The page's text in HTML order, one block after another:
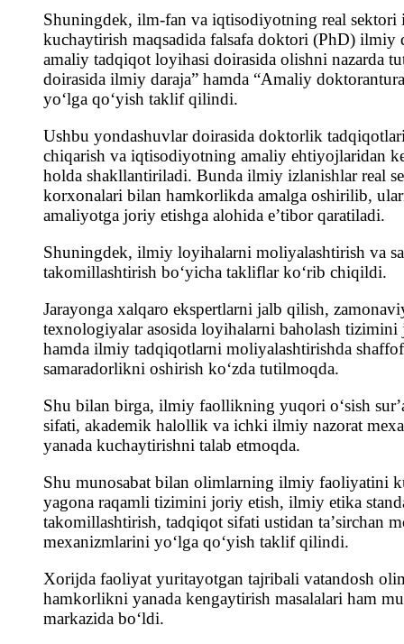
Shuningdek, ilm-fan va iqtisodiyotning real sektori
kuchaytirish maqsadida falsafa doktori (PhD) ilmiy
amaliy tadqiqot loyihasi doirasida olishni nazarda
doirasida ilmiy daraja” hamda “Amaliy
yoʻlga qoʻyish taklif qilindi.
Ushbu yondashuvlar doirasida doktorlik
chiqarish va iqtisodiyotning amaliy ehtiyojlaridan
holda shakllantiriladi. Bunda ilmiy izlanishlar real
korxonalari bilan hamkorlikda amalga oshirilib,
amaliyotga joriy etishga alohida eʼtibor qaratiladi.
Shuningdek, ilmiy loyihalarni moliyalashtirish va
takomillashtirish boʻyicha takliflar koʻrib chiqildi.
Jarayonga xalqaro ekspertlarni jalb qilish,
texnologiyalar asosida loyihalarni baholash
hamda ilmiy tadqiqotlarni moliyalashtirishda
samaradorlikni oshirish koʻzda tutilmoqda.
Shu bilan birga, ilmiy faollikning yuqori oʻsish
sifati, akademik halollik va ichki ilmiy nazorat
yanada kuchaytirishni talab etmoqda.
Shu munosabat bilan olimlarning ilmiy faoliyatini
yagona raqamli tizimini joriy etish, ilmiy etika
takomillashtirish, tadqiqot sifati ustidan taʼsirchan
mexanizmlarini yoʻlga qoʻyish taklif qilindi.
Xorijda faoliyat yuritayotgan tajribali vatandosh
hamkorlikni yanada kengaytirish masalalari ham
markazida bo‘ldi.